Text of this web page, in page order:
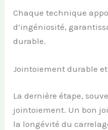
Chaque technique
d’ingéniosité,
durable.
Jointoiement durable
La dernière étape,
jointoiement. Un bon
la longévité du